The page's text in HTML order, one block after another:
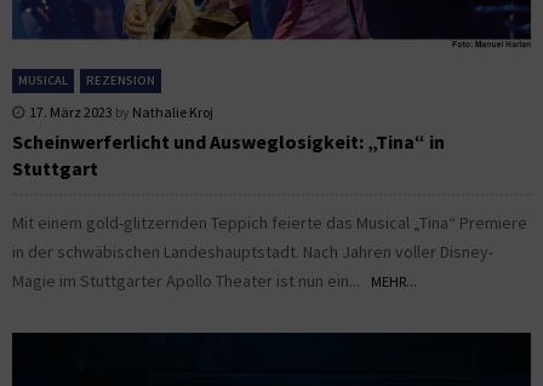
MUSICAL REZENSION
17. März 2023 by Nathalie Kroj
Scheinwerferlicht und Ausweglosigkeit: „Tina“ in
Stuttgart
Mit einem gold-glitzernden Teppich feierte das Musical „Tina“ Premiere
in der schwäbischen Landeshauptstadt. Nach Jahren voller Disney-
Magie im Stuttgarter Apollo Theater ist nun ein...
MEHR...